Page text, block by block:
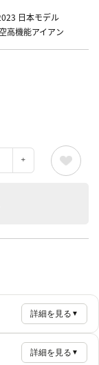
日本モデル
高機能アイアン
詳細を見る ▼
詳細を見る ▼